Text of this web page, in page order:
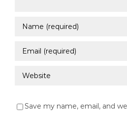
Save my name, email, and